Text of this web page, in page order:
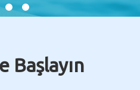
Başlayın